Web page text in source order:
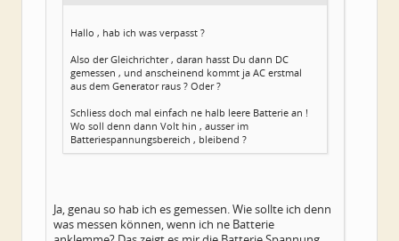
Hallo , hab ich was verpasst ?
Also der Gleichrichter , daran hasst Du dann DC
gemessen , und anscheinend kommt ja AC erstmal
aus dem Generator raus ? Oder ?
Schliess doch mal einfach ne halb leere Batterie an !
Wo soll denn dann Volt hin , ausser im
Batteriespannungsbereich , bleibend ?
Ja, genau so hab ich es gemessen. Wie sollte ich denn
was messen können, wenn ich ne Batterie